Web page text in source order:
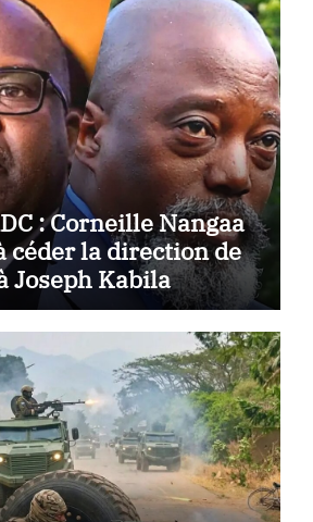
: Corneille Nangaa
céder la direction de
Joseph Kabila